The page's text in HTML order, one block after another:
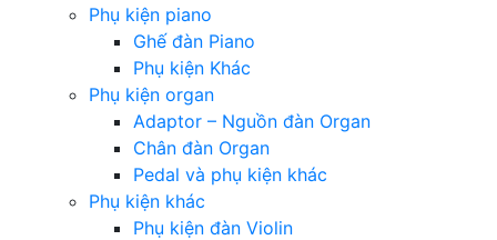
Phụ kiện piano
Ghế đàn Piano
Phụ kiện Khác
Phụ kiện organ
Adaptor – Nguồn đàn Organ
Chân đàn Organ
Pedal và phụ kiện khác
Phụ kiện khác
Phụ kiện đàn Violin